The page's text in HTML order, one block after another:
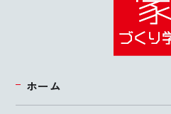
ホーム